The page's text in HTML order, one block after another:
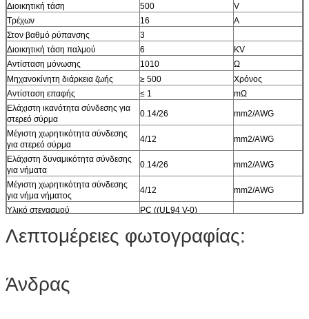
Διοικητική τάση
500
V
Τρέχων
16
Α
Στον βαθμό ρύπανσης
3
Διοικητική τάση παλμού
6
KV
Αντίσταση μόνωσης
1010
Ω
Μηχανοκίνητη διάρκεια ζωής
≥ 500
Χρόνος
Αντίσταση επαφής
≤ 1
mΩ
Ελάχιστη ικανότητα σύνδεσης για
στερεό σύρμα
0.14/26 mm2/AWG
Μέγιστη χωρητικότητα σύνδεσης
για στερεό σύρμα
4/12 mm2/AWG
Ελάχιστη δυναμικότητα σύνδεσης
για νήματα
0.14/26 mm2/AWG
Μέγιστη χωρητικότητα σύνδεσης
για νήμα νήματος
4/12 mm2/AWG
Υλικό στεγασμού
PC ((UL94 V-0)
Θερμοκρασία λειτουργίας
-40°C+125°C
Λεπτομέρειες φωτογραφίας:
Άνδρας